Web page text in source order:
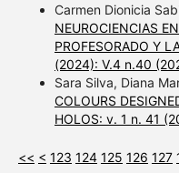
Carmen Dionicia
NEUROCIENCIAS
PROFESORADO Y
(2024): V.4 n.40
Sara Silva, Diana
COLOURS
HOLOS: v. 1 n. 41
<< < 123 124 125 126 127